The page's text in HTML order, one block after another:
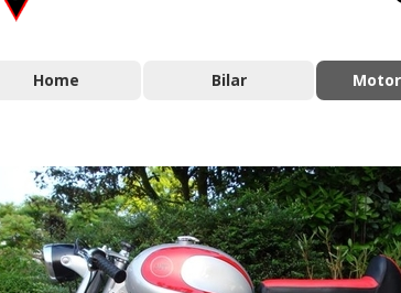
Home Bilar